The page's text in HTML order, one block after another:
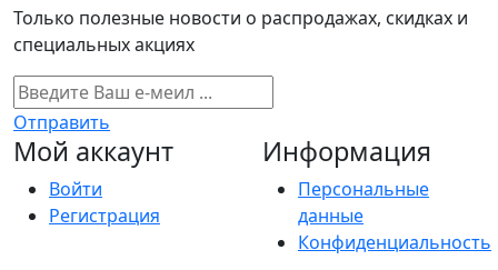
Только полезные новости о распродажах, скидках и
специальных акциях
Отправить
Мой аккаунт
Войти
Регистрация
Информация
Персональные
данные
Конфиденциальность